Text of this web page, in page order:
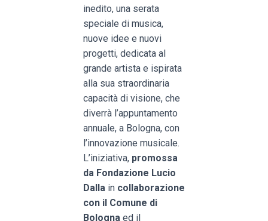
inedito, una serata
speciale di musica,
nuove idee e nuovi
progetti, dedicata al
grande artista e ispirata
alla sua straordinaria
capacità di visione, che
diverrà l’appuntamento
annuale, a Bologna, con
l’innovazione musicale.
L’iniziativa, promossa
da Fondazione Lucio
Dalla in collaborazione
con il Comune di
Bologna ed il